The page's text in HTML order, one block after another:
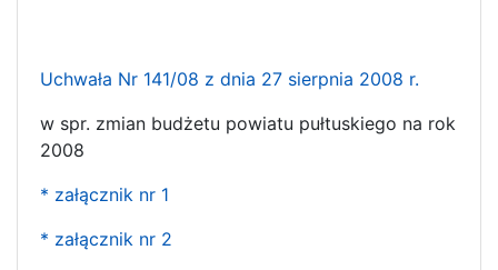
Uchwała Nr 141/08 z dnia 27 sierpnia 2008 r.
w spr. zmian budżetu powiatu pułtuskiego na rok
2008
* załącznik nr 1
* załącznik nr 2